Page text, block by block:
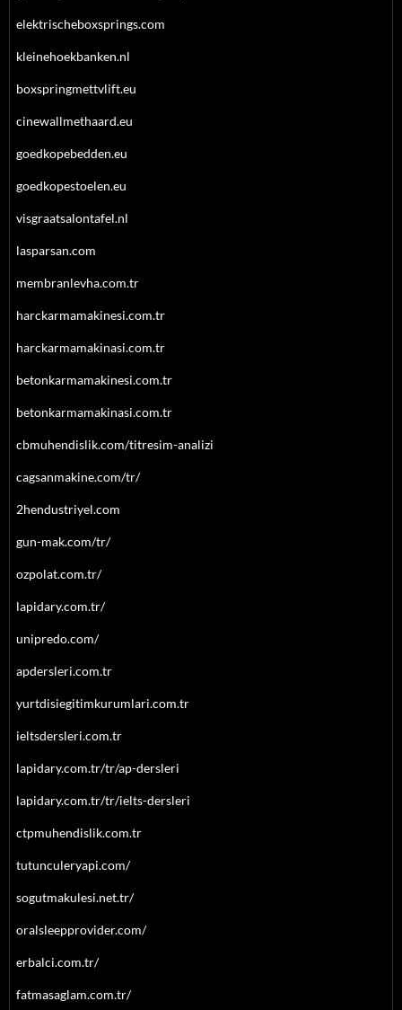
elektrischeboxsprings.com
kleinehoekbanken.nl
boxspringmettvlift.eu
cinewallmethaard.eu
goedkopebedden.eu
goedkopestoelen.eu
visgraatsalontafel.nl
lasparsan.com
membranlevha.com.tr
harckarmamakinesi.com.tr
harckarmamakinasi.com.tr
betonkarmamakinesi.com.tr
betonkarmamakinasi.com.tr
cbmuhendislik.com/titresim-analizi
cagsanmakine.com/tr/
2hendustriyel.com
gun-mak.com/tr/
ozpolat.com.tr/
lapidary.com.tr/
unipredo.com/
apdersleri.com.tr
yurtdisiegitimkurumlari.com.tr
ieltsdersleri.com.tr
lapidary.com.tr/tr/ap-dersleri
lapidary.com.tr/tr/ielts-dersleri
ctpmuhendislik.com.tr
tutunculeryapi.com/
sogutmakulesi.net.tr/
oralsleepprovider.com/
erbalci.com.tr/
fatmasaglam.com.tr/